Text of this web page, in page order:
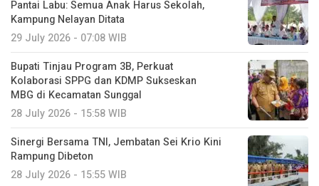
Pantai Labu: Semua Anak Harus Sekolah,
Kampung Nelayan Ditata
29 July 2026 - 07:08 WIB
Bupati Tinjau Program 3B, Perkuat
Kolaborasi SPPG dan KDMP Sukseskan
MBG di Kecamatan Sunggal
28 July 2026 - 15:58 WIB
Sinergi Bersama TNI, Jembatan Sei Krio Kini
Rampung Dibeton
28 July 2026 - 15:55 WIB